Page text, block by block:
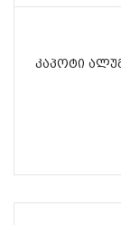
ᲙᲐᲞᲝᲢᲘ